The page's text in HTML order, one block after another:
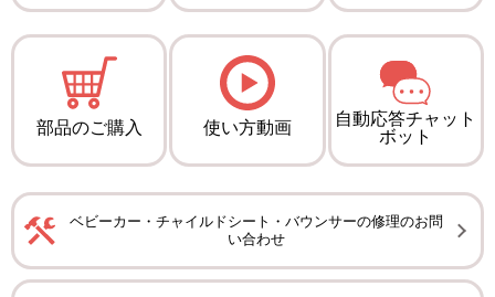
部品のご購入 使い方動画
自動応答チャット
ボット
ベビーカー・チャイルドシート・バウンサーの修理のお問
い合わせ